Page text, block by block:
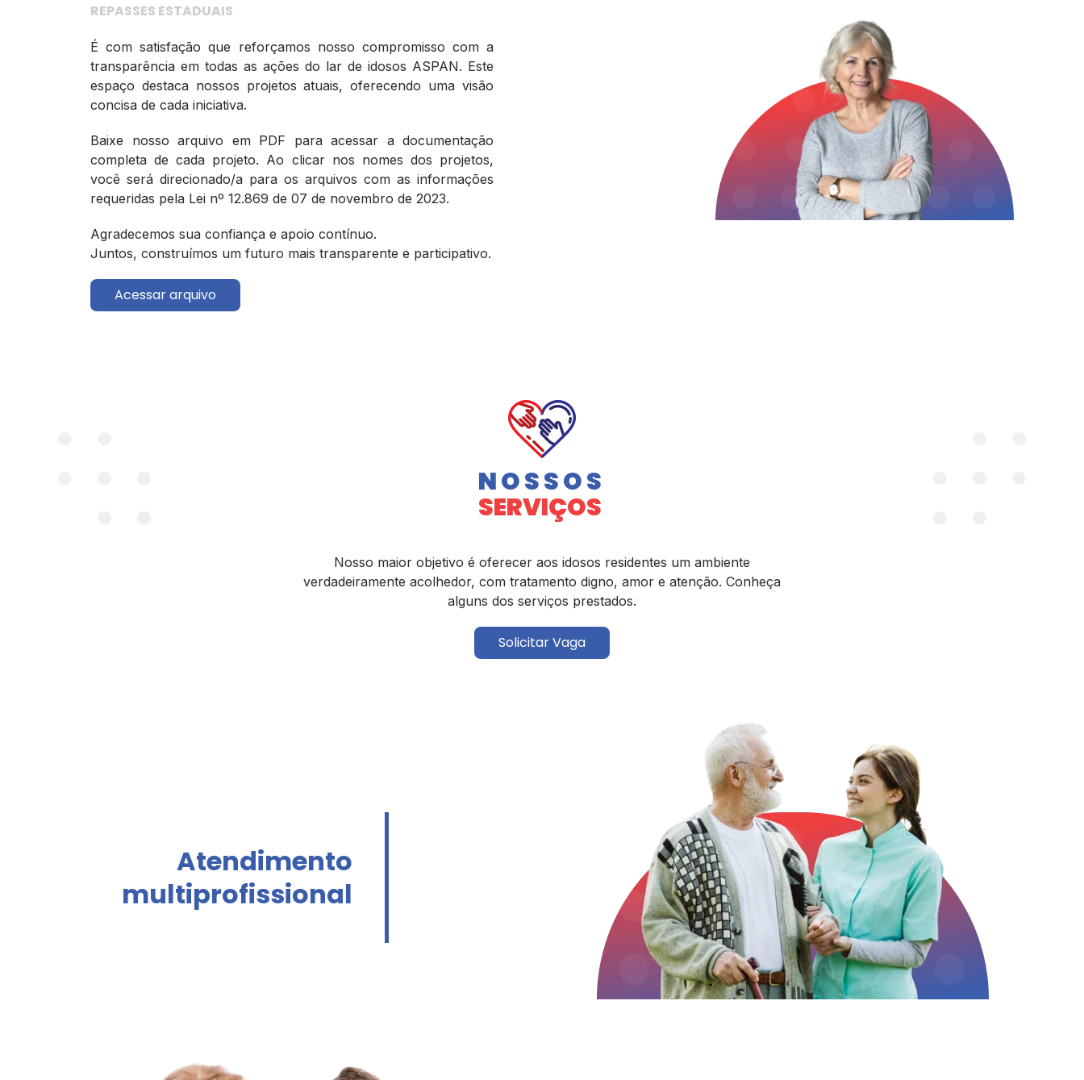
REPASSES ESTADUAIS
É com satisfação que reforçamos nosso compromisso com a
transparência em todas as ações do lar de idosos ASPAN. Este
espaço destaca nossos projetos atuais, oferecendo uma visão
concisa de cada iniciativa.
Baixe nosso arquivo em PDF para acessar a documentação
completa de cada projeto. Ao clicar nos nomes dos projetos,
você será direcionado/a para os arquivos com as informações
requeridas pela Lei nº 12.869 de 07 de novembro de 2023.
Agradecemos sua confiança e apoio contínuo.
Juntos, construímos um futuro mais transparente e participativo.
Acessar arquivo
NOSSOS
SERVIÇOS
Nosso maior objetivo é oferecer aos idosos residentes um ambiente
verdadeiramente acolhedor, com tratamento digno, amor e atenção. Conheça
alguns dos serviços prestados.
Solicitar Vaga
Atendimento
multiprofissional